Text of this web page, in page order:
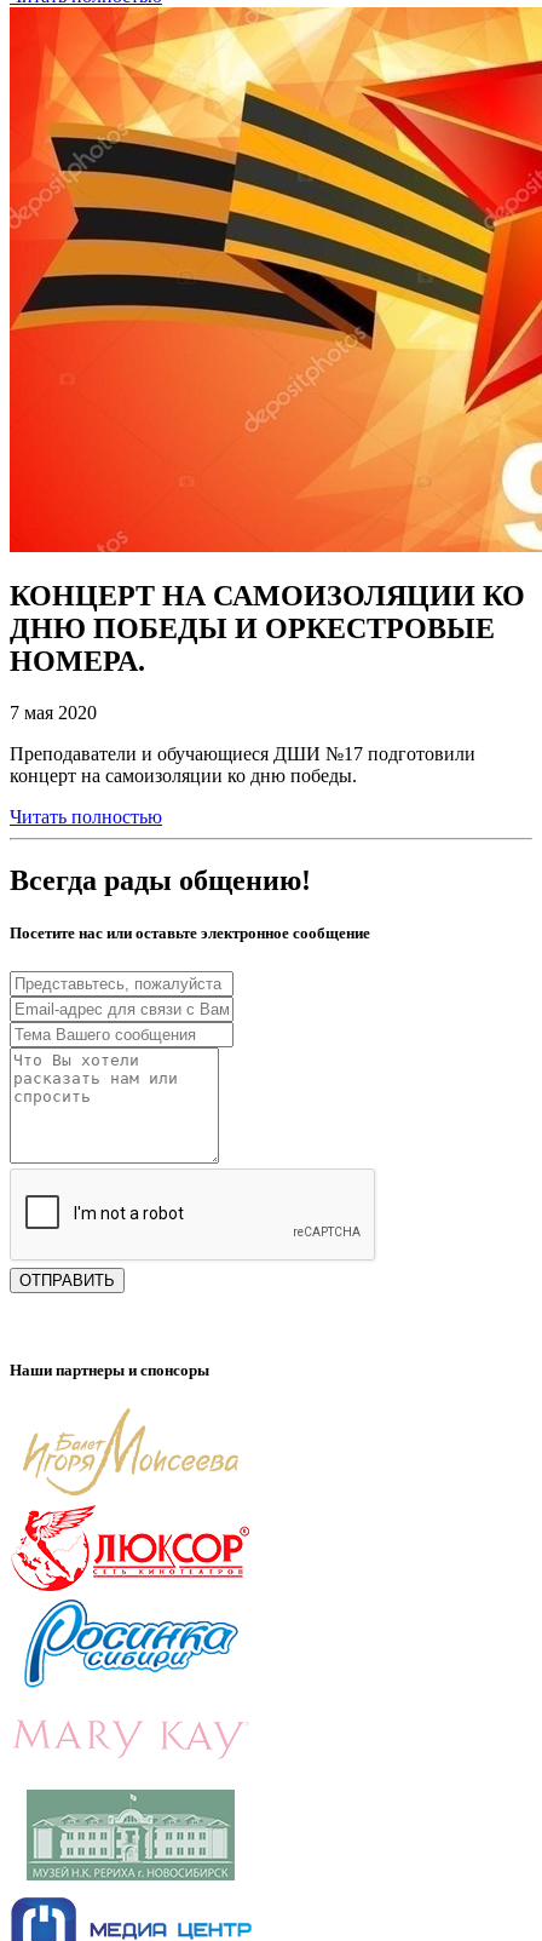
КОНЦЕРТ НА САМОИЗОЛЯЦИИ КО
ДНЮ ПОБЕДЫ И ОРКЕСТРОВЫЕ
НОМЕРА.
7 мая 2020
Преподаватели и обучающиеся ДШИ №17 подготовили
концерт на самоизоляции ко дню победы.
Читать полностью
Всегда рады общению!
Посетите нас или оставьте электронное сообщение
ОТПРАВИТЬ
Наши партнеры и спонсоры